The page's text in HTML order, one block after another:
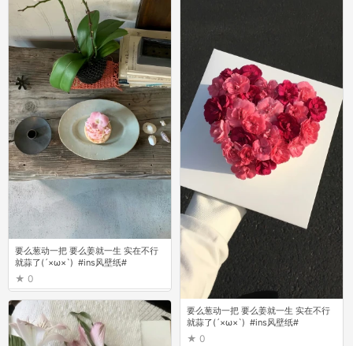
要么葱动一把 要么姜就一生 实在不行
就蒜了(´×ω×`) ⁣ #ins风壁纸# ​
0
要么葱动一把 要么姜就一生 实在不行
就蒜了(´×ω×`) ⁣ #ins风壁纸# ​
0